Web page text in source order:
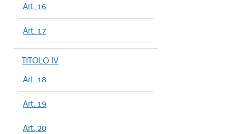
Art. 16
Art. 17
TITOLO IV
Art. 18
Art. 19
Art. 20